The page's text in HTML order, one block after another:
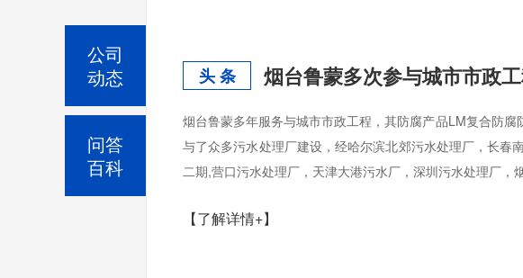
头 条 烟台鲁蒙多次参与城市市政
烟台鲁蒙多年服务与城市市政工程，其防腐产品LM复合防
与了众多污水处理厂建设，经哈尔滨北郊污水处理厂，长春
二期,营口污水处理厂，天津大港污水厂，深圳污水处理厂，
【了解详情+】
公司
动态
问答
百科